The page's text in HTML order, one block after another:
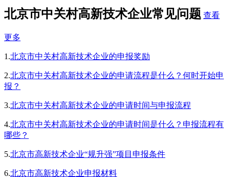
北京市中关村高新技术企业常见问题 查看
更多
1.北京市中关村高新技术企业的申报奖励
2.北京市中关村高新技术企业的申请流程是什么？何时开始申
报？
3.北京市中关村高新技术企业的申请时间与申报流程
4.北京市中关村高新技术企业的申请时间是什么？申报流程有
哪些？
5.北京市高新技术企业“规升强”项目申报条件
6.北京市高新技术企业申报材料